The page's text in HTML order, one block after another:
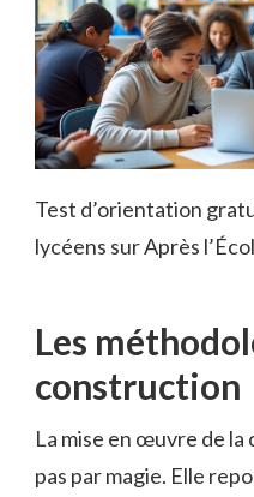
Test d’orientation
lycéens sur Après
Les
construction
La mise en œuvre de
pas par magie. Elle